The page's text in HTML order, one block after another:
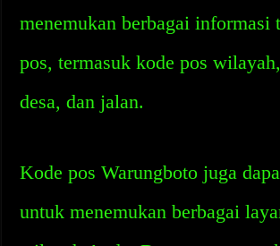
menemukan berbagai informasi
pos, termasuk kode pos
desa, dan jalan.
Kode pos Warungboto juga
untuk menemukan berbagai